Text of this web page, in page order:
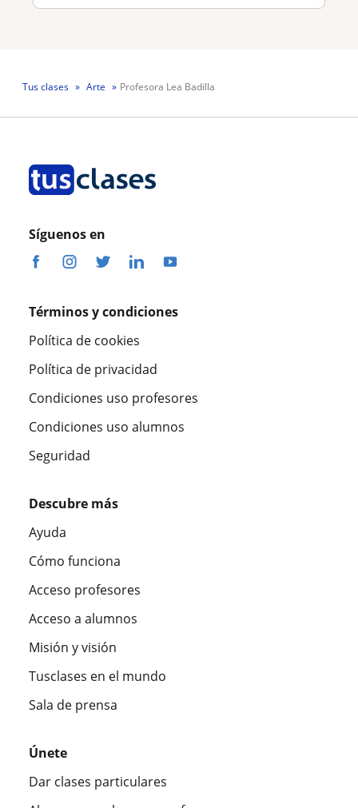
Tus clases Arte Profesora Lea Badilla
Síguenos en
Términos y condiciones
Política de cookies
Política de privacidad
Condiciones uso profesores
Condiciones uso alumnos
Seguridad
Descubre más
Ayuda
Cómo funciona
Acceso profesores
Acceso a alumnos
Misión y visión
Tusclases en el mundo
Sala de prensa
Únete
Dar clases particulares